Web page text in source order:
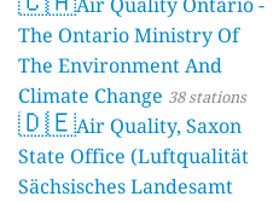
The Ontario Ministry Of
The Environment And
Climate Change 38 stations
🇩🇪Air Quality, Saxon
State Office (Luftqualität
Sächsisches Landesamt